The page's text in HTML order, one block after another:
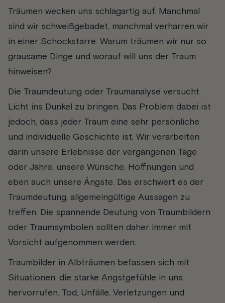
Träumen wecken uns schlagartig auf. Manchmal
sind wir schweißgebadet, manchmal verharren wir
in einer Schockstarre. Warum träumen wir nur so
grausame Dinge und worauf will uns der Traum
hinweisen?
Die Traumdeutung oder Traumanalyse versucht
Licht ins Dunkel zu bringen. Das Problem dabei ist
jedoch, dass jeder Traum eine sehr persönliche
und individuelle Geschichte ist. Wir verarbeiten
darin unsere Erlebnisse der vergangenen Tage
oder Jahre, unsere Wünsche, Hoffnungen und
eben auch unsere Ängste. Das erschwert es der
Traumdeutung, allgemeingültige Aussagen zu
treffen. Die spannende Deutung von Traumbildern
oder Traumsymbolen sollten daher immer mit
Vorsicht aufgenommen werden.
Traumbilder in Albträumen befassen sich mit
Situationen, die starke Angstgefühle in uns
hervorrufen. Tod, Unfälle, Verletzungen und